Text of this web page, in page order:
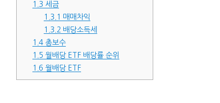
1.3 세금
1.3.1 매매차익
1.3.2 배당소득세
1.4 총보수
1.5 월배당 ETF 배당률 순위
1.6 월배당 ETF